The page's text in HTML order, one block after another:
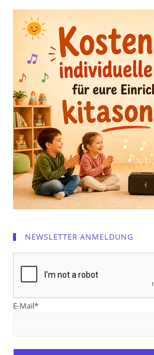
NEWSLETTER ANMELDUNG
E-Mail*